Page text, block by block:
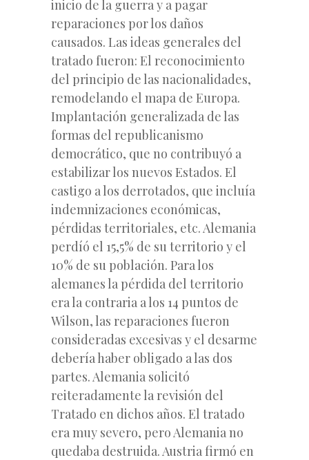
inicio de la guerra y a pagar
reparaciones por los daños
causados. Las ideas generales del
tratado fueron: El reconocimiento
del principio de las nacionalidades,
remodelando el mapa de Europa.
Implantación generalizada de las
formas del republicanismo
democrático, que no contribuyó a
estabilizar los nuevos Estados. El
castigo a los derrotados, que incluía
indemnizaciones económicas,
pérdidas territoriales, etc. Alemania
perdíó el 15,5% de su territorio y el
10% de su población. Para los
alemanes la pérdida del territorio
era la contraria a los 14 puntos de
Wilson, las reparaciones fueron
consideradas excesivas y el desarme
debería haber obligado a las dos
partes. Alemania solicitó
reiteradamente la revisión del
Tratado en dichos años. El tratado
era muy severo, pero Alemania no
quedaba destruida. Austria firmó en